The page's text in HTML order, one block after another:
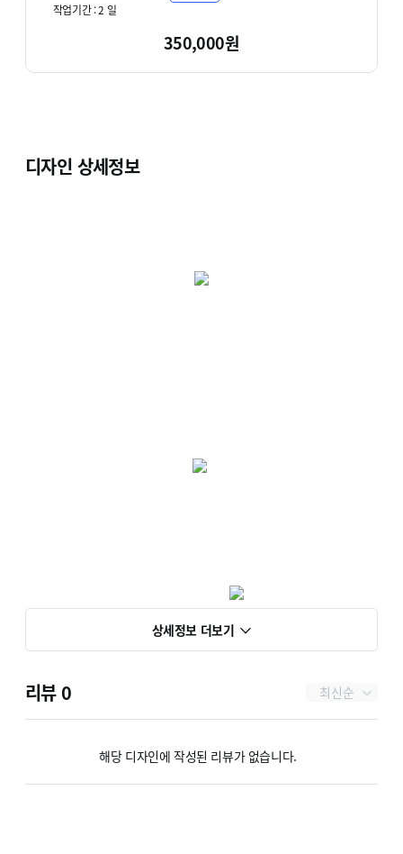
작업기간 :2 일
350,000원
디자인 상세정보
상세정보 더보기
리뷰0 최신순
해당 디자인에 작성된 리뷰가 없습니다.